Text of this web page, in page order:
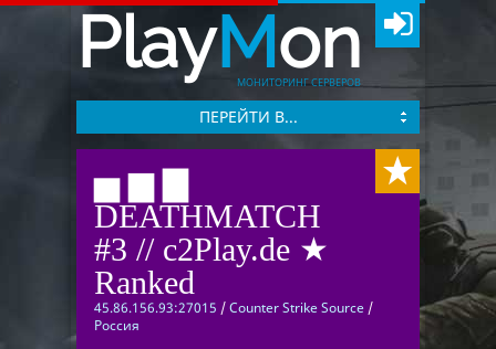
PlayMon
МОНИТОРИНГ СЕРВЕРОВ
ПЕРЕЙТИ В...
▅ ▆ ▇
DEATHMATCH
#3 // c2Play.de ★
Ranked
45.86.156.93:27015 /Counter Strike Source /
Россия